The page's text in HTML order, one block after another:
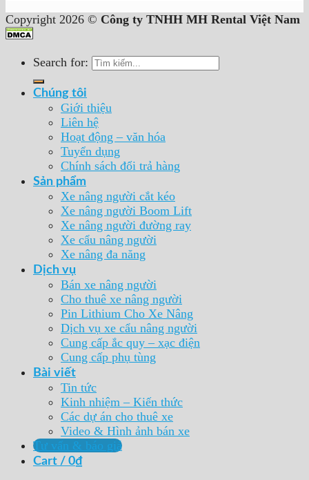
Copyright 2026 © Công ty TNHH MH Rental Việt Nam
Search for:
Chúng tôi
Giới thiệu
Liên hệ
Hoạt động – văn hóa
Tuyển dụng
Chính sách đổi trả hàng
Sản phẩm
Xe nâng người cắt kéo
Xe nâng người Boom Lift
Xe nâng người đường ray
Xe cẩu nâng người
Xe nâng đa năng
Dịch vụ
Bán xe nâng người
Cho thuê xe nâng người
Pin Lithium Cho Xe Nâng
Dịch vụ xe cẩu nâng người
Cung cấp ắc quy – xạc điện
Cung cấp phụ tùng
Bài viết
Tin tức
Kinh nhiệm – Kiến thức
Các dự án cho thuê xe
Video & Hình ảnh bán xe
Tư vấn & báo giá
Cart / 0₫